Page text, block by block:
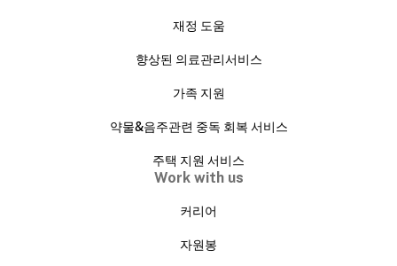
재정 도움
향상된 의료관리서비스
가족 지원
약물&음주관련 중독 회복 서비스
주택 지원 서비스
Work with us
커리어
자원봉